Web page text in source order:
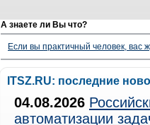
А знаете ли Вы что?
Если вы практичный человек, вас
ITSZ.RU: последние
04.08.2026
автоматизации